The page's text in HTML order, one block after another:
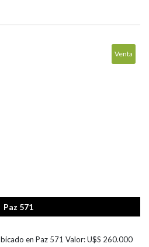
Venta
Paz 571
en Paz 571 Valor: U$S 260.000